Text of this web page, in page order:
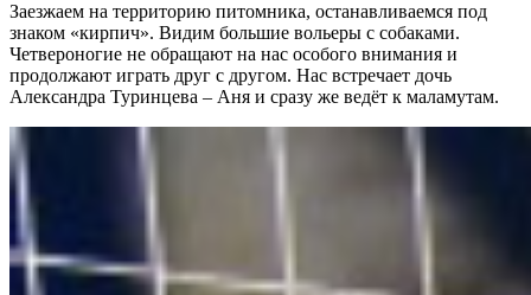
Заезжаем на территорию питомника, останавливаемся под
знаком «кирпич». Видим большие вольеры с собаками.
Четвероногие не обращают на нас особого внимания и
продолжают играть друг с другом. Нас встречает дочь
Александра Туринцева – Аня и сразу же ведёт к маламутам.